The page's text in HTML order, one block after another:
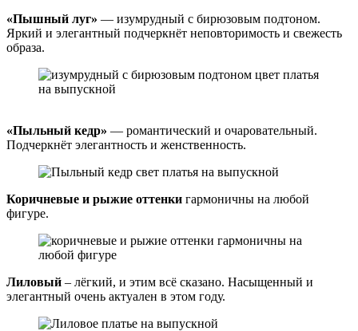
«Пышный луг» — изумрудный с бирюзовым подтоном.
Яркий и элегантный подчеркнёт неповторимость и свежесть
образа.
«Пыльный кедр» — романтический и очаровательный.
Подчеркнёт элегантность и женственность.
Коричневые и рыжие оттенки гармоничны на любой
фигуре.
Лиловый – лёгкий, и этим всё сказано. Насыщенный и
элегантный очень актуален в этом году.